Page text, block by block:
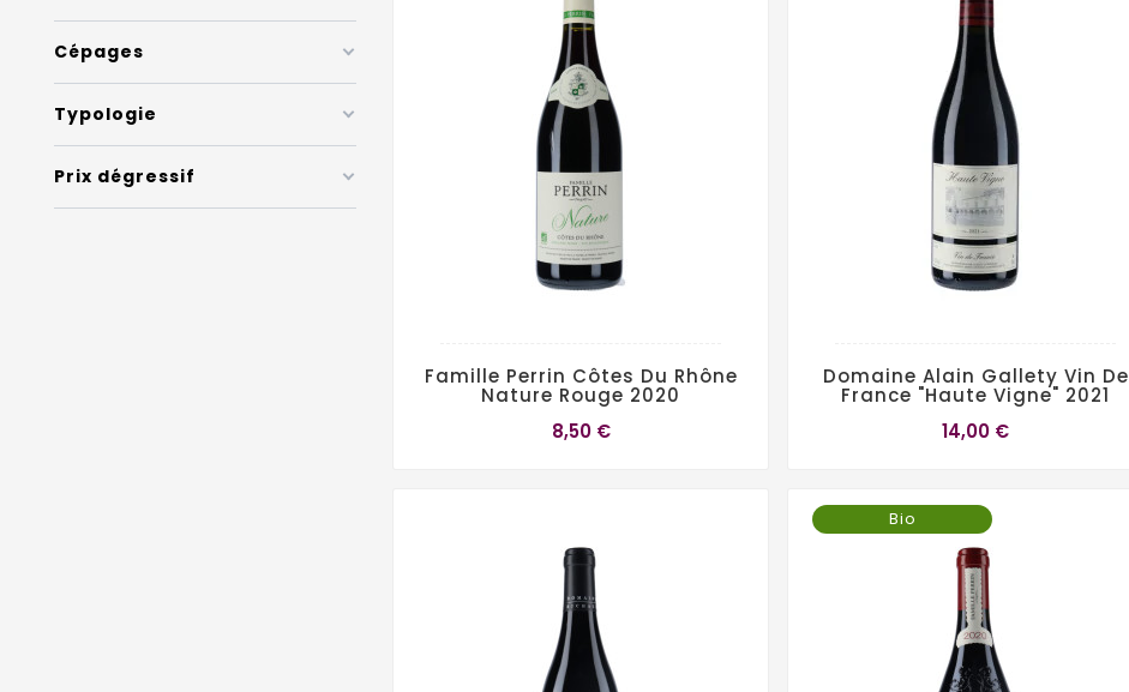
Cépages
Typologie
Prix dégressif
Famille Perrin Côtes Du Rhône
Nature Rouge 2020
8,50 €
Domaine Alain Gallety Vin De
France "Haute Vigne" 2021
14,00 €
Bio